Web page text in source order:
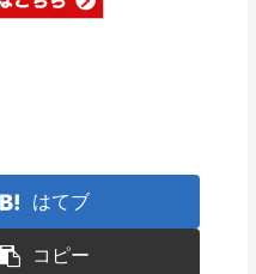
はてブ
コピー